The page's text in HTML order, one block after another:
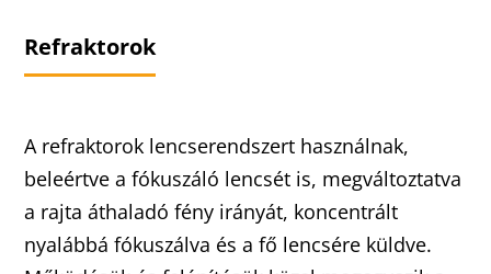
Refraktorok
A refraktorok lencserendszert használnak,
beleértve a fókuszáló lencsét is, megváltoztatva
a rajta áthaladó fény irányát, koncentrált
nyalábbá fókuszálva és a fő lencsére küldve.